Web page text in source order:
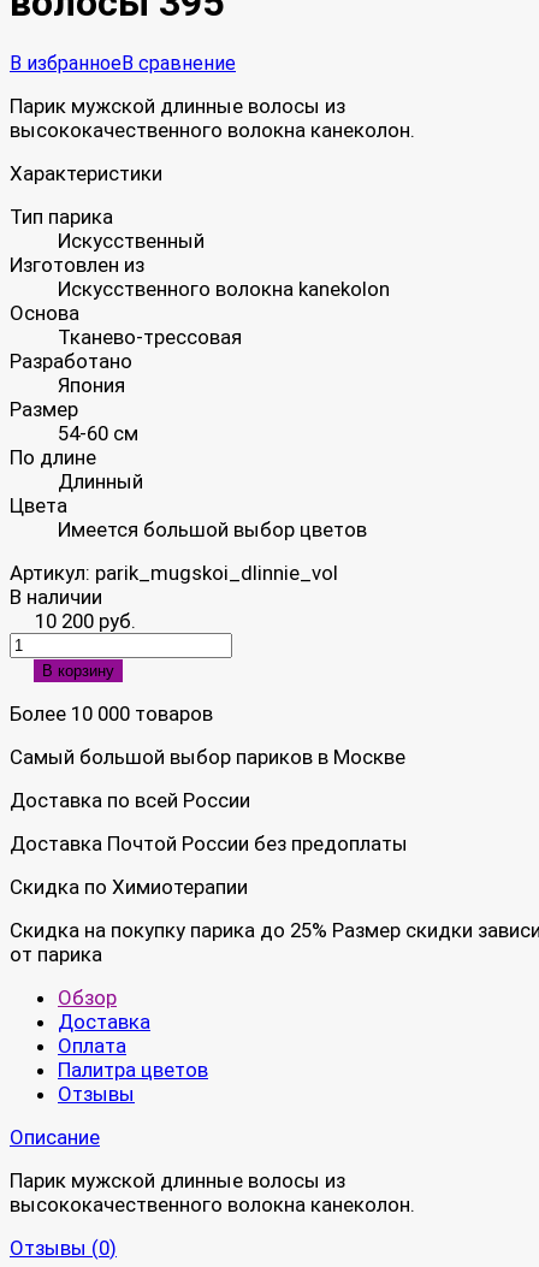
В избранноеВ сравнение
Парик мужской длинные волосы из
высококачественного волокна канеколон.
Характеристики
Тип парика
Искусственный
Изготовлен из
Искусственного волокна kanekolon
Основа
Тканево-трессовая
Разработано
Япония
Размер
54-60 см
По длине
Длинный
Цвета
Имеется большой выбор цветов
Артикул: parik_mugskoi_dlinnie_vol
В наличии
10 200 руб.
В корзину
Более 10 000 товаров
Самый большой выбор париков в Москве
Доставка по всей России
Доставка Почтой России без предоплаты
Скидка по Химиотерапии
Скидка на покупку парика до 25% Размер скидки
от парика
Обзор
Доставка
Оплата
Палитра цветов
Отзывы
Описание
Парик мужской длинные волосы из
высококачественного волокна канеколон.
Отзывы (0)